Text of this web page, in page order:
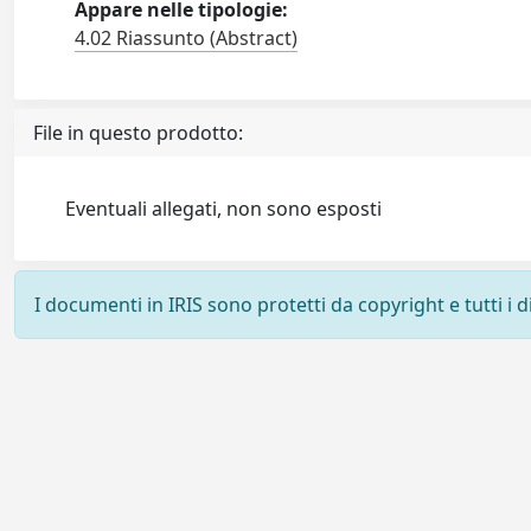
Appare nelle tipologie:
4.02 Riassunto (Abstract)
File in questo prodotto:
Eventuali allegati, non sono esposti
I documenti in IRIS sono protetti da copyright e tutti i